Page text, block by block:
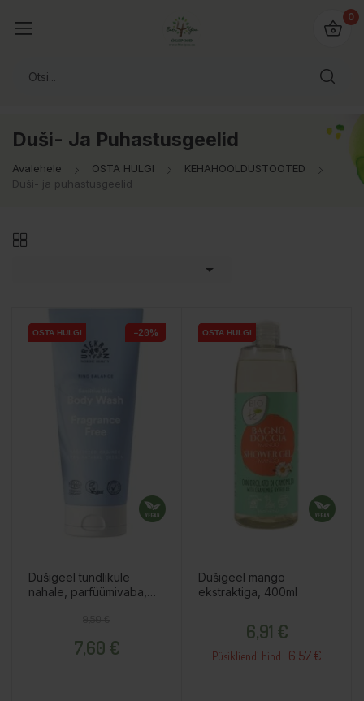
0
Duši- Ja Puhastusgeelid
Avalehele OSTA HULGI
KEHAHOOLDUSTOOTED
Duši- ja puhastusgeelid

OSTA HULGI
OSTA HULGI
OSTA HULGI −20%
Dušigeel tundlikule
nahale, parfüümivaba,
7,60 €
OSTA HULGI
OSTA HULGI
OSTA HULGI
Dušigeel mango
ekstraktiga, 400ml
6,91 €
Püsikliendi hind : 6.57 €